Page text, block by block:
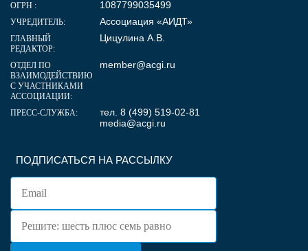
ПОДПИСАТЬСЯ НА РАССЫЛКУ
ОГРН : 1087799035499
УЧРЕДИТЕЛЬ: Ассоциация «АИДТ»
ГЛАВНЫЙ
РЕДАКТОР:
Цицулина А.В.
ОТДЕЛ ПО
ВЗАИМОДЕЙСТВИЮ
С УЧАСТНИКАМИ
АССОЦИАЦИИ:
member@acgi.ru
ПРЕСС-СЛУЖБА:
тел. 8 (499) 519-02-81
media@acgi.ru